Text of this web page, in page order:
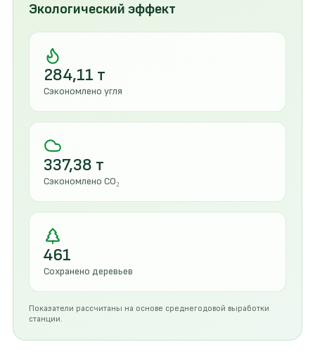
Экологический эффект
284,11 т
Сэкономлено угля
337,38 т
Сэкономлено CO₂
461
Сохранено деревьев
Показатели рассчитаны на основе среднегодовой выработки
станции.